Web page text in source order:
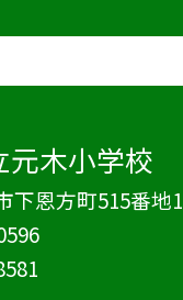
元木小学校
下恩方町515番地1